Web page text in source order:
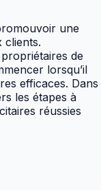
une
clients.
de
lorsqu’il
efficaces. Dans
les étapes à
réussies